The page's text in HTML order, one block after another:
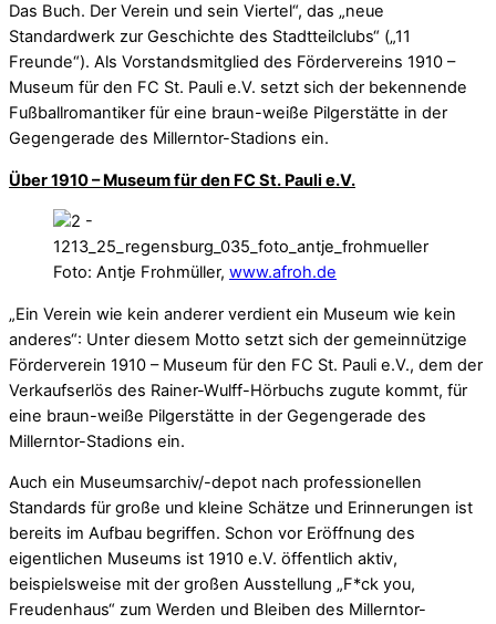
Das Buch. Der Verein und sein Viertel“, das „neue
Standardwerk zur Geschichte des Stadtteilclubs“ („11
Freunde“). Als Vorstandsmitglied des Fördervereins 1910 –
Museum für den FC St. Pauli e.V. setzt sich der bekennende
Fußballromantiker für eine braun-weiße Pilgerstätte in der
Gegengerade des Millerntor-Stadions ein.
Über 1910 – Museum für den FC St. Pauli e.V.
Foto: Antje Frohmüller, www.afroh.de
„Ein Verein wie kein anderer verdient ein Museum wie kein
anderes“: Unter diesem Motto setzt sich der gemeinnützige
Förderverein 1910 – Museum für den FC St. Pauli e.V., dem der
Verkaufserlös des Rainer-Wulff-Hörbuchs zugute kommt, für
eine braun-weiße Pilgerstätte in der Gegengerade des
Millerntor-Stadions ein.
Auch ein Museumsarchiv/-depot nach professionellen
Standards für große und kleine Schätze und Erinnerungen ist
bereits im Aufbau begriffen. Schon vor Eröffnung des
eigentlichen Museums ist 1910 e.V. öffentlich aktiv,
beispielsweise mit der großen Ausstellung „F*ck you,
Freudenhaus“ zum Werden und Bleiben des Millerntor-